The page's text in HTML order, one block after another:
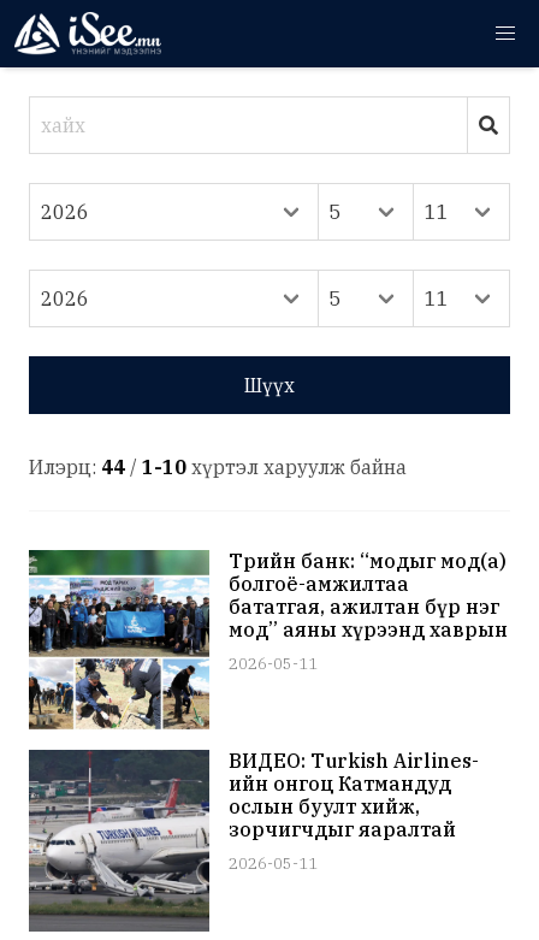
Шүүх
Илэрц: 44 / 1-10 хүртэл харуулж байна
Төрийн банк: “модыг мод(а)
болгоё-амжилтаа
бататгая, ажилтан бүр нэг
мод” аяны хүрээнд хаврын
мод тарилтаа хийлээ
2026-05-11
ВИДЕО: Turkish Airlines-
ийн онгоц Катмандуд
ослын буулт хийж,
зорчигчдыг яаралтай
нүүлгэн шилжүүлжээ
2026-05-11